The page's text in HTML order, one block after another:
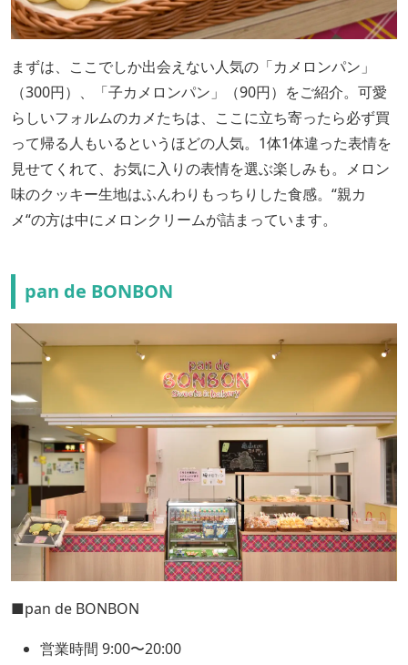
まずは、ここでしか出会えない人気の「カメロンパン」
（300円）、「子カメロンパン」（90円）をご紹介。可愛
らしいフォルムのカメたちは、ここに立ち寄ったら必ず買
って帰る人もいるというほどの人気。1体1体違った表情を
見せてくれて、お気に入りの表情を選ぶ楽しみも。メロン
味のクッキー生地はふんわりもっちりした食感。“親カ
メ“の方は中にメロンクリームが詰まっています。
pan de BONBON
■pan de BONBON
営業時間 9:00〜20:00